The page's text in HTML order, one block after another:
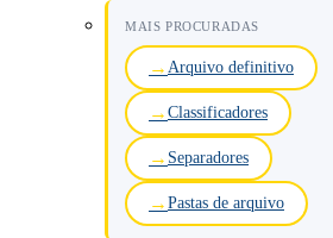
MAIS PROCURADAS
Arquivo definitivo
Classificadores
Separadores
Pastas de arquivo